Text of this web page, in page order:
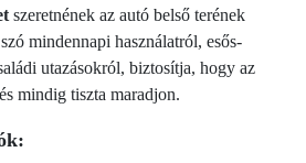
szeretnének az autó belső terének
mindennapi használatról, esős-
utazásokról, biztosítja, hogy az
mindig tiszta maradjon.